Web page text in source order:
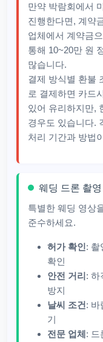
만약 박람회에서
진행한다면, 계약
업체에서 계약금
통해 10~20만 원
많습니다.
결제 방식별 환불
로 결제하면 카드
있어 유리하지만,
경우도 있습니다.
처리 기간과 방법
웨딩 드론 촬
특별한 웨딩 영상
준수하세요.
허가 확인 : 촬
확인
안전 거리: 하
방지
날씨 조건 : 바
기
전문 업체 : 드